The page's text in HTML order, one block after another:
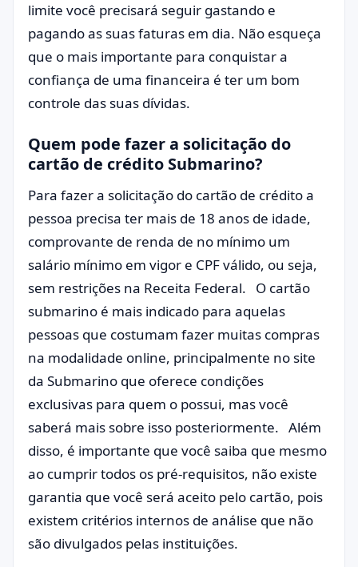
limite você precisará seguir gastando e
pagando as suas faturas em dia. Não esqueça
que o mais importante para conquistar a
confiança de uma financeira é ter um bom
controle das suas dívidas.
Quem pode fazer a solicitação do
cartão de crédito Submarino?
Para fazer a solicitação do cartão de crédito a
pessoa precisa ter mais de 18 anos de idade,
comprovante de renda de no mínimo um
salário mínimo em vigor e CPF válido, ou seja,
sem restrições na Receita Federal. O cartão
submarino é mais indicado para aquelas
pessoas que costumam fazer muitas compras
na modalidade online, principalmente no site
da Submarino que oferece condições
exclusivas para quem o possui, mas você
saberá mais sobre isso posteriormente. Além
disso, é importante que você saiba que mesmo
ao cumprir todos os pré-requisitos, não existe
garantia que você será aceito pelo cartão, pois
existem critérios internos de análise que não
são divulgados pelas instituições.